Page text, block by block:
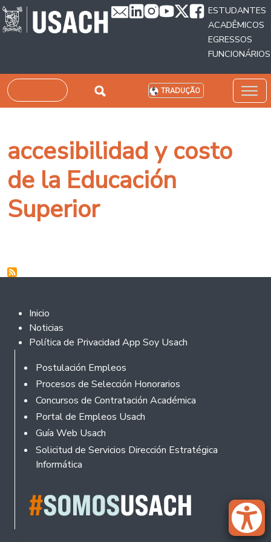
Passar para o conteúdo principal
ESTUDANTES
ACADÊMICOS
EGRESSOS
FUNCIONÁRIOS
Pesquisar TRADUÇÃO
accesibilidad y costo
de la Educación
Superior
Footer 2
Inicio
Noticias
Política de Privacidad App Soy Usach
Rodapé
Postulación Empleos
Procesos de Selección Honorarios
Concursos de Contratación Académica
Portal de Empleos Usach
Guía Web Usach
Solicitud de Servicios Dirección Estratégica
Informática